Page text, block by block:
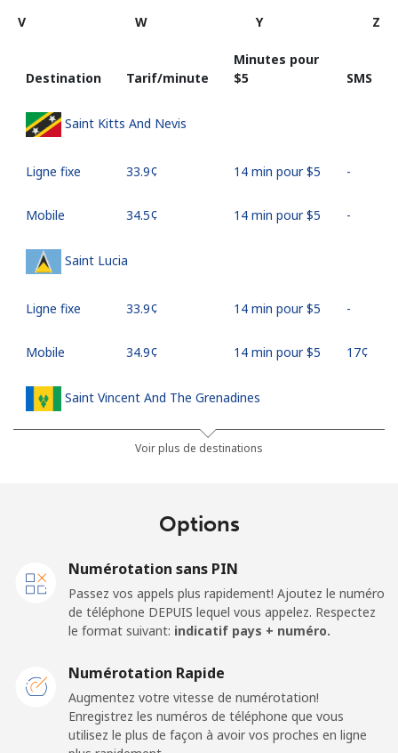
V
W Y Z
Destination Tarif/minute
Minutes pour
⁦$5⁩
SMS
Saint Kitts And Nevis
Ligne fixe ⁦33.9¢⁩ 14 min pour ⁦$5⁩ -
Mobile ⁦34.5¢⁩ 14 min pour ⁦$5⁩ -
Saint Lucia
Ligne fixe ⁦33.9¢⁩ 14 min pour ⁦$5⁩ -
Mobile ⁦34.9¢⁩ 14 min pour ⁦$5⁩ ⁦17¢⁩
Saint Vincent And The Grenadines
⁦30.5¢⁩ 16 min pour ⁦$5⁩
Ligne fixe
⁦133.9¢⁩ 3 min pour ⁦$5⁩
San Marino
Ligne fixe ⁦24.5¢⁩ 20 min pour ⁦$5⁩
Voir plus de destinations
Options
Numérotation sans PIN
Passez vos appels plus rapidement! Ajoutez le numéro
de téléphone DEPUIS lequel vous appelez. Respectez
le format suivant: indicatif pays + numéro.
Numérotation Rapide
Augmentez votre vitesse de numérotation!
Enregistrez les numéros de téléphone que vous
utilisez le plus de façon à avoir vos proches en ligne